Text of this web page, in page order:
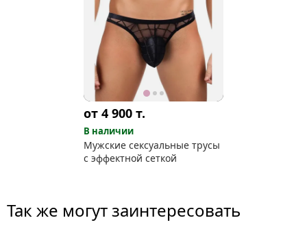
от 4 900 т.
В наличии
Мужские сексуальные трусы
с эффектной сеткой
Так же могут заинтересовать